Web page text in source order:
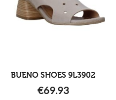
BUENO SHOES 9L3902
€69.93